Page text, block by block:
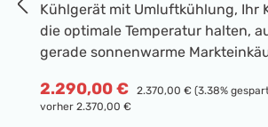
Kühlgerät mit Umluftkühlung, Ihr
die optimale Temperatur halten,
gerade sonnenwarme
SuperCool: Einmal aktiviert,
Liebherr seine Leistung, bis die
Verkaufspreis:
2.290,00 € Regulärer Preis:
2.370,00 € (3.38%
vorher 2.370,00 €